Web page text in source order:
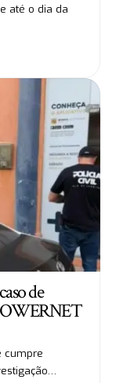
até o dia da
de
cumpre